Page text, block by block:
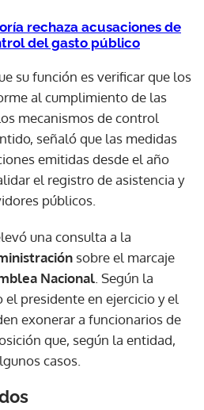
rechaza acusaciones de
del gasto público
su función es verificar que los
al cumplimiento de las
mecanismos de control
señaló que las medidas
emitidas desde el año
el registro de asistencia y
públicos.
una consulta a la
sobre el marcaje
Nacional. Según la
el presidente en ejercicio y el
exonerar a funcionarios de
que, según la entidad,
casos.